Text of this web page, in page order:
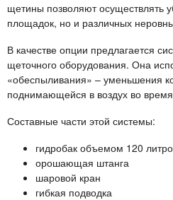
щетины позволяют осуществлять
площадок, но и различных
В качестве опции предлагается
щеточного оборудования. Она
«обеспыливания» – уменьшения
поднимающейся в воздух во
Составные части этой системы:
гидробак объемом 120
орошающая штанга
шаровой кран
гибкая подводка